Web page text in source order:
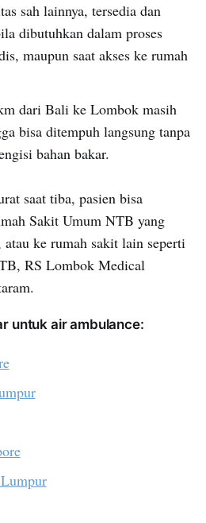
sah lainnya, tersedia dan
dibutuhkan dalam proses
maupun saat akses ke rumah
dari Bali ke Lombok masih
bisa ditempuh langsung tanpa
bahan bakar.
saat tiba, pasien bisa
Sakit Umum NTB yang
atau ke rumah sakit lain seperti
RS Lombok Medical
untuk air ambulance: